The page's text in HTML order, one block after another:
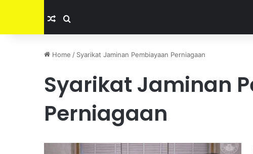
Random Article
Home / Syarikat Jaminan Pembiayaan Perniagaan
Syarikat Jaminan
Perniagaan